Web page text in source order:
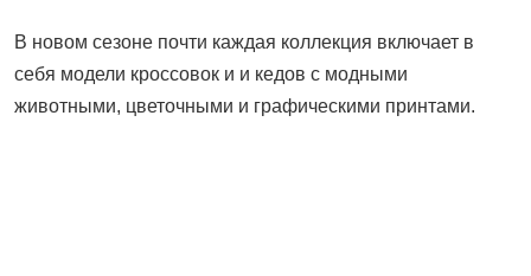
В новом сезоне почти каждая коллекция включает в
себя модели кроссовок и и кедов с модными
животными, цветочными и графическими принтами.